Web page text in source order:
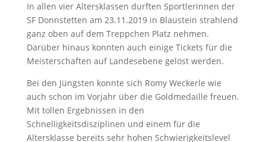
In allen vier Altersklassen durften Sportlerinnen der
SF Donnstetten am 23.11.2019 in Blaustein strahlend
ganz oben auf dem Treppchen Platz nehmen.
Darüber hinaus konnten auch einige Tickets für die
Meisterschaften auf Landesebene gelöst werden.
Bei den Jüngsten konnte sich Romy Weckerle wie
auch schon im Vorjahr über die Goldmedaille freuen.
Mit tollen Ergebnissen in den
Schnelligkeitsdisziplinen und einem für die
Altersklasse bereits sehr hohen Schwierigkeitslevel